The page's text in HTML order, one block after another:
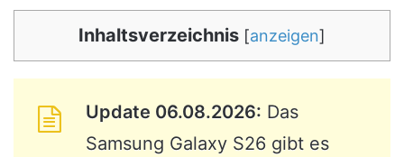
Inhaltsverzeichnis [anzeigen]
Update 06.08.2026: Das
Samsung Galaxy S26 gibt es